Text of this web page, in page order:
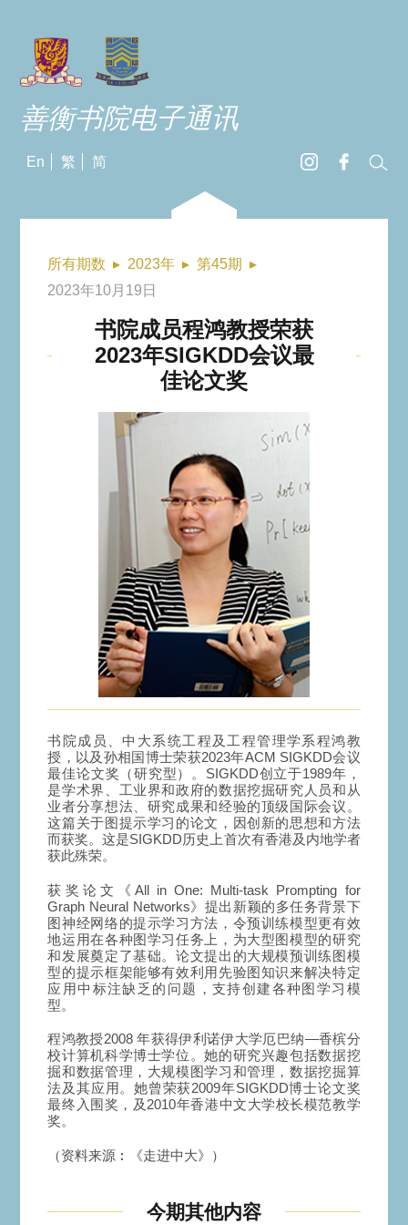
善衡书院电子通讯
En 繁 简
所有期数 ▸ 2023年 ▸ 第45期
▸
2023年10月19日
书院成员程鸿教授荣获
2023年SIGKDD会议最
佳论文奖
书院成员、中大系统工程及工程管理学系程鸿教
授，以及孙相国博士荣获2023年ACM SIGKDD会议
最佳论文奖（研究型）。SIGKDD创立于1989年，
是学术界、工业界和政府的数据挖掘研究人员和从
业者分享想法、研究成果和经验的顶级国际会议。
这篇关于图提示学习的论文，因创新的思想和方法
而获奖。这是SIGKDD历史上首次有香港及内地学者
获此殊荣。
获奖论文《All in One: Multi-task Prompting for
Graph Neural Networks》提出新颖的多任务背景下
图神经网络的提示学习方法，令预训练模型更有效
地运用在各种图学习任务上，为大型图模型的研究
和发展奠定了基础。论文提出的大规模预训练图模
型的提示框架能够有效利用先验图知识来解决特定
应用中标注缺乏的问题，支持创建各种图学习模
型。
程鸿教授2008 年获得伊利诺伊大学厄巴纳—香槟分
校计算机科学博士学位。她的研究兴趣包括数据挖
掘和数据管理，大规模图学习和管理，数据挖掘算
法及其应用。她曾荣获2009年SIGKDD博士论文奖
最终入围奖，及2010年香港中文大学校长模范教学
奖。
（资料来源︰《走进中大》）
今期其他内容